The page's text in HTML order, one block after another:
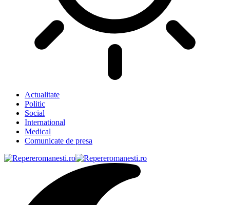
Actualitate
Politic
Social
International
Medical
Comunicate de presa